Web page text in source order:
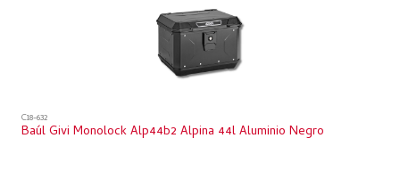
C18-632
Baúl Givi Monolock Alp44b2 Alpina 44l Aluminio Negro